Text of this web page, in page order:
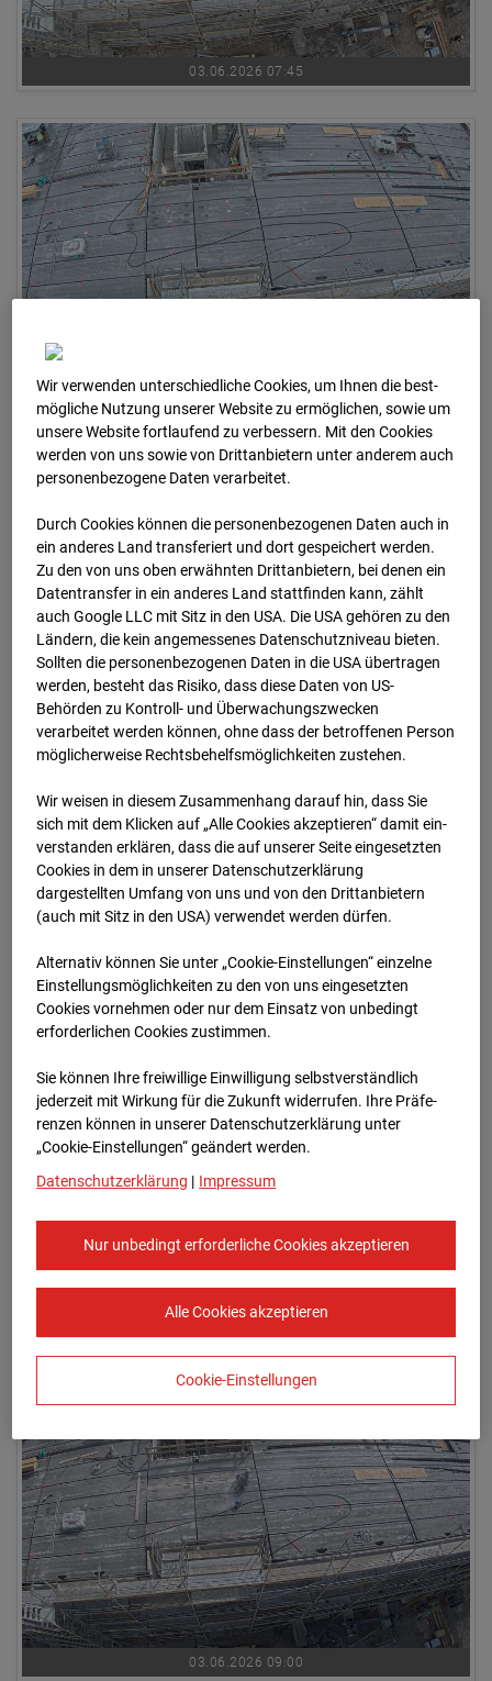
03.06.2026 07:45
03.06.2026 08:00
03.06.2026 08:15
03.06.2026 08:30
03.06.2026 09:00
Wir verwenden unterschiedliche Cookies, um Ihnen die best­
mögliche Nutzung unserer Website zu ermöglichen, sowie um
unsere Website fortlaufend zu verbessern. Mit den Cookies
werden von uns sowie von Drittanbietern unter anderem auch
personenbezogene Daten verarbeitet.
Durch Cookies können die personenbezogenen Daten auch in
ein anderes Land transferiert und dort gespeichert werden.
Zu den von uns oben erwähnten Drittanbietern, bei denen ein
Datentransfer in ein anderes Land stattfinden kann, zählt
auch Google LLC mit Sitz in den USA. Die USA gehören zu den
Ländern, die kein angemessenes Datenschutzniveau bieten.
Sollten die personenbezogenen Daten in die USA übertragen
werden, besteht das Risiko, dass diese Daten von US-
Behörden zu Kontroll- und Überwachungszwecken
verarbeitet werden können, ohne dass der betroffenen Person
möglicherweise Rechtsbehelfsmöglichkeiten zustehen.
Wir weisen in diesem Zusammenhang darauf hin, dass Sie
sich mit dem Klicken auf „Alle Cookies akzeptieren“ damit ein­
ver­standen erklären, dass die auf unserer Seite eingesetzten
Cookies in dem in unserer Datenschutzerklärung
dargestellten Umfang von uns und von den Drittanbietern
(auch mit Sitz in den USA) verwendet werden dürfen.
Alternativ können Sie unter „Cookie-Einstellungen“ einzelne
Einstellungsmöglichkeiten zu den von uns eingesetzten
Cookies vornehmen oder nur dem Einsatz von unbedingt
erforderlichen Cookies zustimmen.
Sie können Ihre freiwillige Einwilligung selbstverständlich
jederzeit mit Wirkung für die Zukunft widerrufen. Ihre Prä­fe­
renzen können in unserer Datenschutzerklärung unter
„Cookie-Einstellungen“ geändert werden.
Datenschutzerklärung | Impressum
Nur unbedingt erforderliche Cookies akzeptieren
Alle Cookies akzeptieren
Cookie-Einstellungen